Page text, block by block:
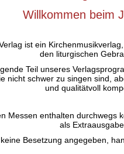
Willkommen beim
ist ein
den liturgischen
Teil unseres
nicht schwer zu singen sind,
und qualitätvoll
Messen enthalten durchwegs
als
Besetzung angegeben,